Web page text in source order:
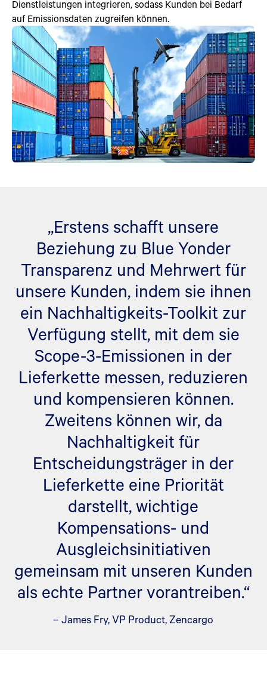
Dienstleistungen integrieren, sodass Kunden bei Bedarf
auf Emissionsdaten zugreifen können.
„Erstens schafft unsere
Beziehung zu Blue Yonder
Transparenz und Mehrwert für
unsere Kunden, indem sie ihnen
ein Nachhaltigkeits-Toolkit zur
Verfügung stellt, mit dem sie
Scope-3-Emissionen in der
Lieferkette messen, reduzieren
und kompensieren können.
Zweitens können wir, da
Nachhaltigkeit für
Entscheidungsträger in der
Lieferkette eine Priorität
darstellt, wichtige
Kompensations- und
Ausgleichsinitiativen
gemeinsam mit unseren Kunden
als echte Partner vorantreiben.“
– James Fry, VP Product, Zencargo